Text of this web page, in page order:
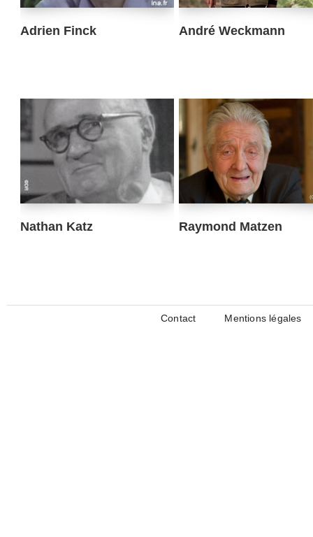
Adrien Finck André Weckmann
Nathan Katz Raymond Matzen
Contact Mentions légales